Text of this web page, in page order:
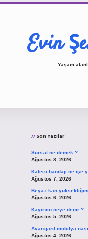
Evin
Yaşam
Son Yazılar
Sürsat ne demek ?
Ağustos 8, 2026
Kaleci bandajı ne işe
Ağustos 7, 2026
Beyaz kan
Ağustos 6, 2026
Kayinco neye denir ?
Ağustos 5, 2026
Avangard mobilya
Ağustos 4, 2026